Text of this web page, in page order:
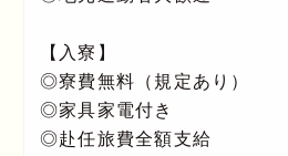
【入寮】
◎寮費無料（規定あり）
◎家具家電付き
◎赴任旅費全額支給